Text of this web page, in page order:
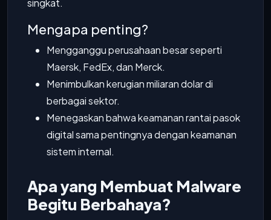
singkat.
Mengapa penting?
Mengganggu perusahaan besar seperti
Maersk, FedEx, dan Merck.
Menimbulkan kerugian miliaran dolar di
berbagai sektor.
Menegaskan bahwa keamanan rantai pasok
digital sama pentingnya dengan keamanan
sistem internal.
Apa yang Membuat Malware
Begitu Berbahaya?